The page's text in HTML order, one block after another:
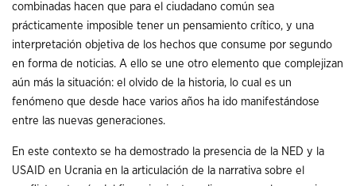
combinadas hacen que para el ciudadano común sea
prácticamente imposible tener un pensamiento crítico, y una
interpretación objetiva de los hechos que consume por segundo
en forma de noticias. A ello se une otro elemento que complejizan
aún más la situación: el olvido de la historia, lo cual es un
fenómeno que desde hace varios años ha ido manifestándose
entre las nuevas generaciones.
En este contexto se ha demostrado la presencia de la NED y la
USAID en Ucrania en la articulación de la narrativa sobre el